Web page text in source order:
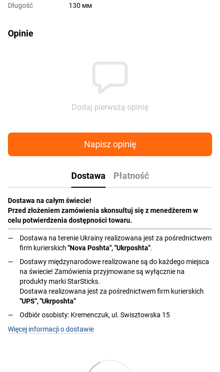
Długość
130 мм
Opinie
Dodaj pierwszą opinię
Napisz opinię
Dostawa Płatność
Dostawa na całym świecie!
Przed złożeniem zamówienia skonsultuj się z menedżerem w
celu potwierdzenia dostępności towaru.
Dostawa na terenie Ukrainy realizowana jest za pośrednictwem
firm kurierskich "Nova Poshta", "Ukrposhta".
Dostawy międzynarodowe realizowane są do każdego miejsca
na świecie! Zamówienia przyjmowane są wyłącznie na
produkty marki StarSticks.
Dostawa realizowana jest za pośrednictwem firm kurierskich
"UPS", "Ukrposhta"
Odbiór osobisty: Kremenczuk, ul. Swisztowska 15
Więcej informacji o dostawie